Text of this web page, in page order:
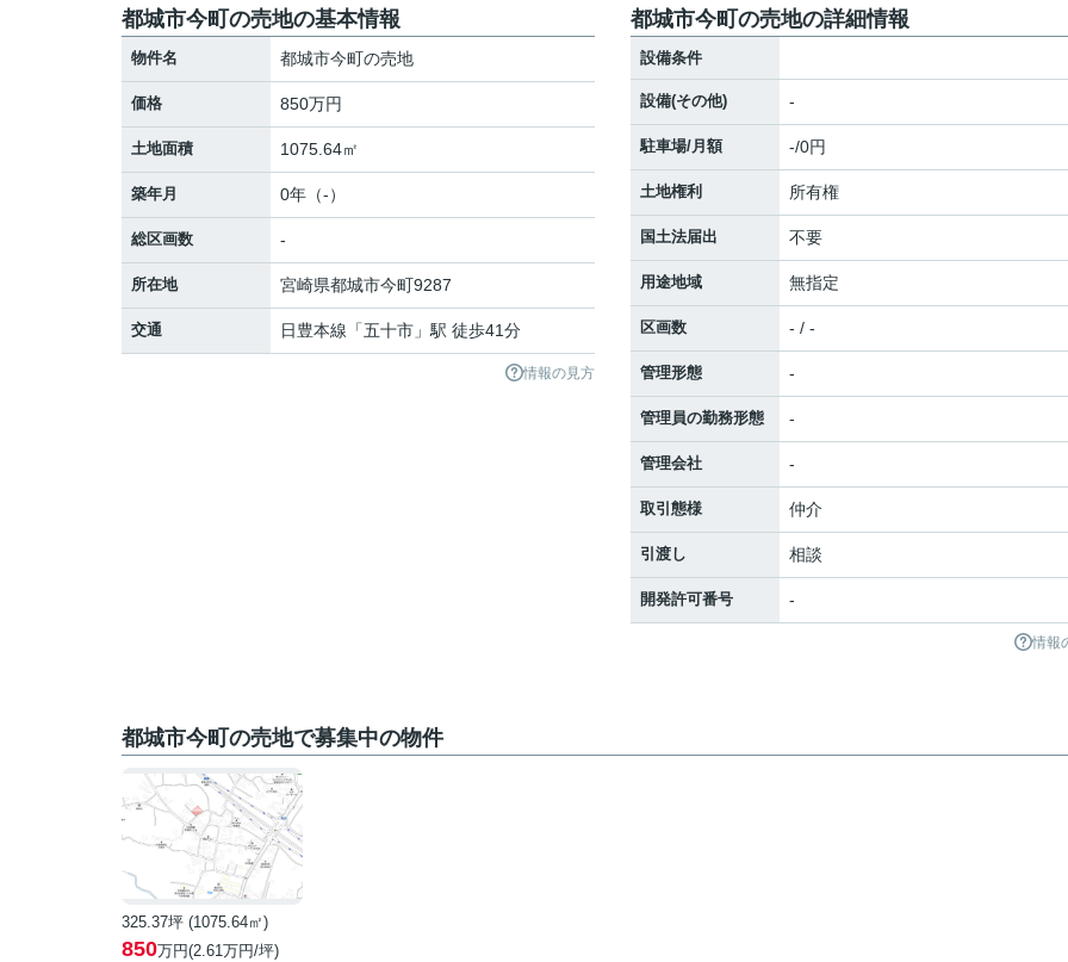
都城市今町の売地の基本情報
物件名 都城市今町の売地
価格 850万円
土地面積 1075.64㎡
築年月 0年（-）
総区画数 -
所在地 宮崎県都城市今町9287
交通 日豊本線 「五十市 」駅 徒歩41分
情報の見方
都城市今町の売地の詳細情報
設備条件
設備(その他) -
駐車場/月額 -/0円
土地権利 所有権
国土法届出 不要
用途地域 無指定
区画数 - / -
管理形態 -
管理員の勤務形態 -
管理会社 -
取引態様 仲介
引渡し 相談
開発許可番号 -
情報
都城市今町の売地で募集中の物件
325.37坪 (1075.64㎡)
850万円(2.61万円/坪)